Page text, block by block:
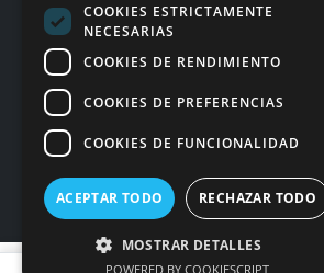
© 2026 InforSystem Programacion
Aplicaciones, S.L. CIF: B54337985
Marañon, 17 Local 5 | 03680 -
COOKIES ESTRICTAMENTE
NECESARIAS
COOKIES DE RENDIMIENTO
COOKIES DE PREFERENCIAS
COOKIES DE FUNCIONALIDAD
ACEPTAR TODO RECHAZAR TODO
MOSTRAR DETALLES
POWERED BY COOKIESCRIPT